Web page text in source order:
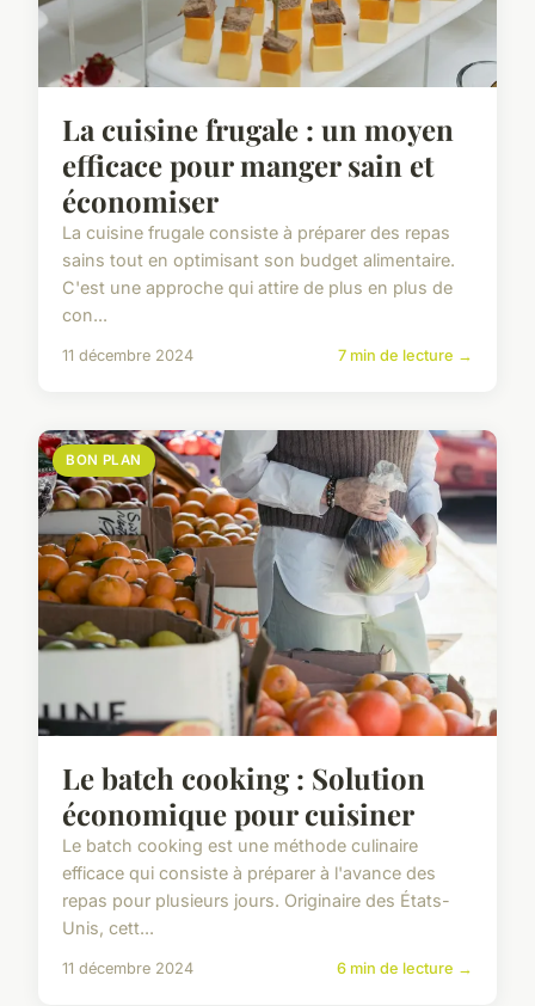
La cuisine frugale : un moyen
efficace pour manger sain et
économiser
La cuisine frugale consiste à préparer des repas
sains tout en optimisant son budget alimentaire.
C'est une approche qui attire de plus en plus de
con...
11 décembre 2024 7 min de lecture →
BON PLAN
Le batch cooking : Solution
économique pour cuisiner
Le batch cooking est une méthode culinaire
efficace qui consiste à préparer à l'avance des
repas pour plusieurs jours. Originaire des États-
Unis, cett...
11 décembre 2024 6 min de lecture →